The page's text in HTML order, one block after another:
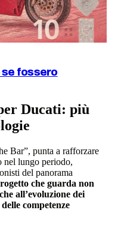
se fossero
Ducati: più
Bar”, punta a rafforzare
nel lungo periodo,
del panorama
che guarda non
all’evoluzione dei
competenze